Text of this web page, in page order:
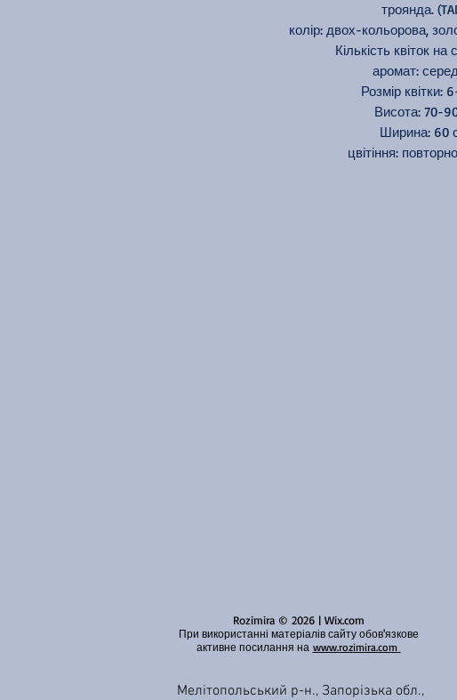
троянда.
колір: двох-кольорова,
Кількість квіток на
аромат:
Розмір квітки:
Висота: 70-
Ширина: 60
цвітіння:
Rozimira © 2026 | Wix.com
При використанні матеріалів сайту обов'язкове
активне посилання на www.rozimira.com
Мелітопольський р-н., Запорізька обл.,